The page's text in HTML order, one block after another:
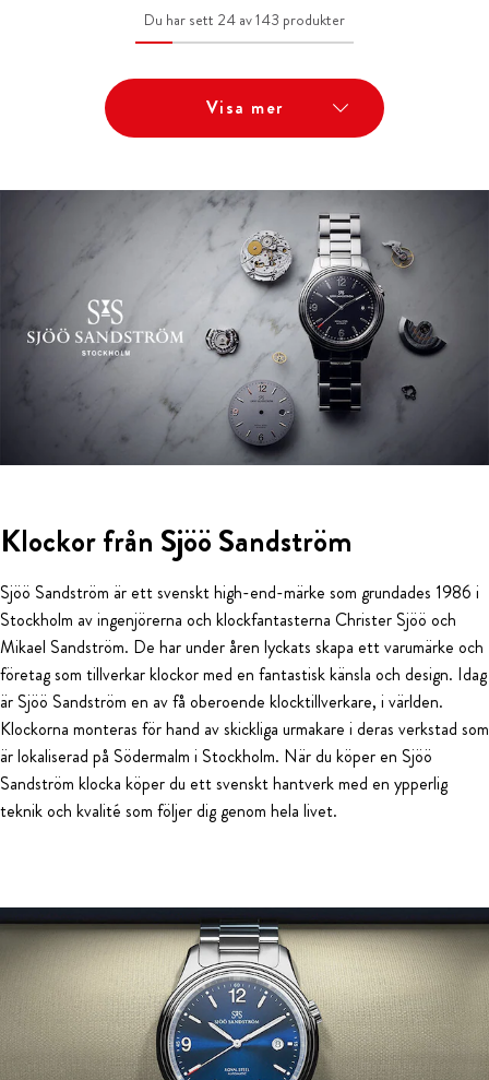
Du har sett 24 av 143 produkter
Visa mer
Klockor från Sjöö Sandström
Sjöö Sandström är ett svenskt high-end-märke som grundades 1986 i
Stockholm av ingenjörerna och klockfantasterna Christer Sjöö och
Mikael Sandström. De har under åren lyckats skapa ett varumärke och
företag som tillverkar klockor med en fantastisk känsla och design. Idag
är Sjöö Sandström en av få oberoende klocktillverkare, i världen.
Klockorna monteras för hand av skickliga urmakare i deras verkstad som
är lokaliserad på Södermalm i Stockholm. När du köper en Sjöö
Sandström klocka köper du ett svenskt hantverk med en ypperlig
teknik och kvalité som följer dig genom hela livet.